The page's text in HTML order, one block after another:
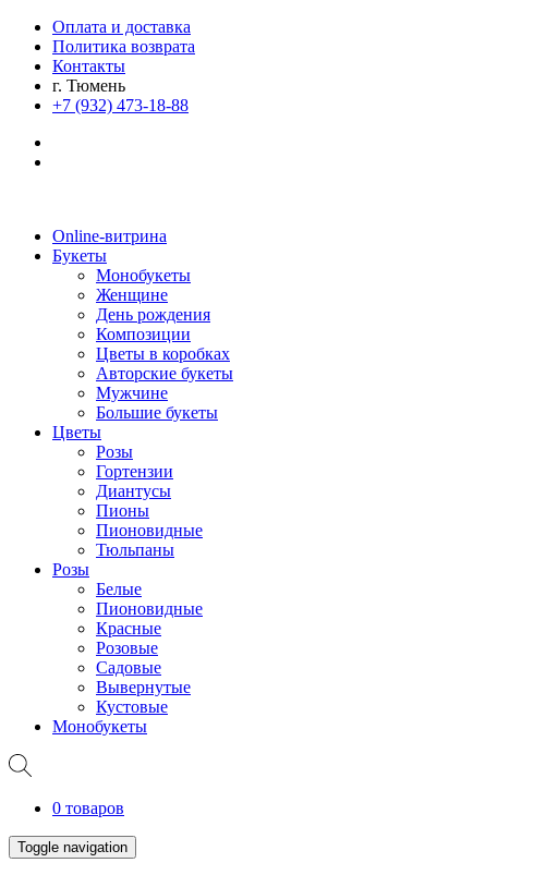
Оплата и доставка
Политика возврата
Контакты
г. Тюмень
+7 (932) 473-18-88
Online-витрина
Букеты
Монобукеты
Женщине
День рождения
Композиции
Цветы в коробках
Авторские букеты
Мужчине
Большие букеты
Цветы
Розы
Гортензии
Диантусы
Пионы
Пионовидные
Тюльпаны
Розы
Белые
Пионовидные
Красные
Розовые
Садовые
Вывернутые
Кустовые
Монобукеты
0 товаров
Toggle navigation